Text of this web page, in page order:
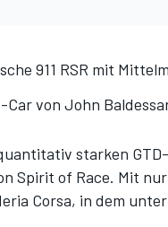
911 RSR mit
von John
starken
Spirit of Race. Mit
Corsa, in dem